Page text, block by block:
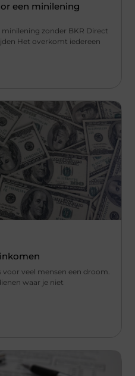
een minilening
minilening zonder BKR Direct
Het overkomt iedereen
veel mensen een droom.
waar je niet